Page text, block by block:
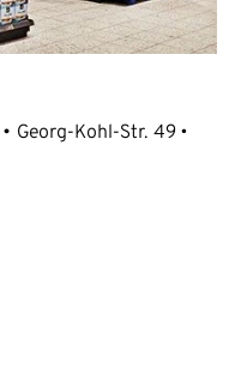
Georg-Kohl-Str. 49